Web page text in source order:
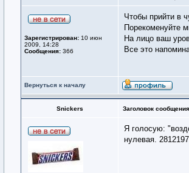
Зарегистрирован: 10 июн
2009, 14:28
Сообщения: 366
Чтобы прийти в
Порекоменуйте
На лицо ваш
Все это
Вернуться к началу
Snickers Заголовок
Я голосую:
нулевая.